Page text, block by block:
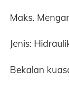
Maks.
Jenis:
Bekalan